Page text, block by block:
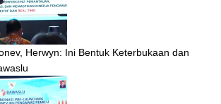
Herwyn: Ini Bentuk Keterbukaan dan